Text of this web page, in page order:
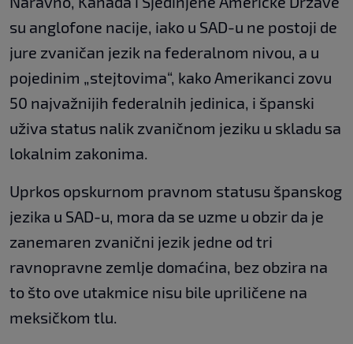
su anglofone nacije, iako u SAD-u ne postoji de
jure zvaničan jezik na federalnom nivou, a u
pojedinim „stejtovima“, kako Amerikanci zovu
50 najvažnijih federalnih jedinica, i španski
uživa status nalik zvaničnom jeziku u skladu sa
lokalnim zakonima.
Uprkos opskurnom pravnom statusu španskog
jezika u SAD-u, mora da se uzme u obzir da je
zanemaren zvanični jezik jedne od tri
ravnopravne zemlje domaćina, bez obzira na
to što ove utakmice nisu bile upriličene na
meksičkom tlu.